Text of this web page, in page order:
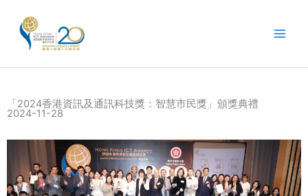
「2024香港資訊及通訊科技獎：智慧市民獎」頒獎典禮
2024-11-28